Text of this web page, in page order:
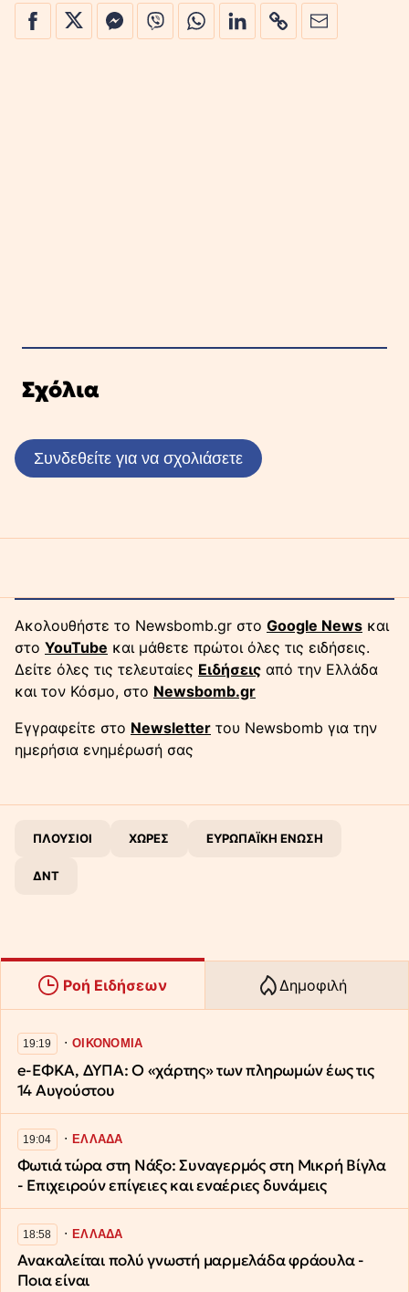
Σχόλια
Συνδεθείτε για να σχολιάσετε
Ακολουθήστε το Newsbomb.gr στο Google News και
στο YouTube και μάθετε πρώτοι όλες τις ειδήσεις.
Δείτε όλες τις τελευταίες Ειδήσεις από την Ελλάδα
και τον Κόσμο, στο Newsbomb.gr
Εγγραφείτε στο Newsletter του Newsbomb για την
ημερήσια ενημέρωσή σας
ΠΛΟΥΣΙΟΙ ΧΩΡΕΣ ΕΥΡΩΠΑΪΚΗ ΕΝΩΣΗ
ΔΝΤ
Ροή Ειδήσεων Δημοφιλή
19:19 ∙ΟΙΚΟΝΟΜΙΑ
e-ΕΦΚΑ, ΔΥΠΑ: Ο «χάρτης» των πληρωμών έως τις
14 Αυγούστου
19:04 ∙ΕΛΛΑΔΑ
Φωτιά τώρα στη Νάξο: Συναγερμός στη Μικρή Βίγλα
- Επιχειρούν επίγειες και εναέριες δυνάμεις
18:58 ∙ΕΛΛΑΔΑ
Ανακαλείται πολύ γνωστή μαρμελάδα φράουλα -
Ποια είναι